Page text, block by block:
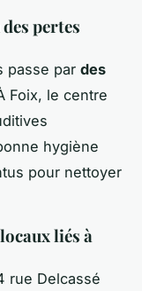
pertes
passe par des
Foix, le centre
hygiène
pour nettoyer
liés à
rue Delcassé